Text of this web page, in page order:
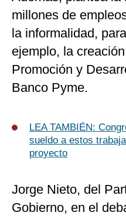
millones de
la informalidad,
ejemplo, la
Promoción y
Banco Pyme.
LEA TAMBIÉN:
sueldo a estos
proyecto
Jorge Nieto, del
Gobierno, en el